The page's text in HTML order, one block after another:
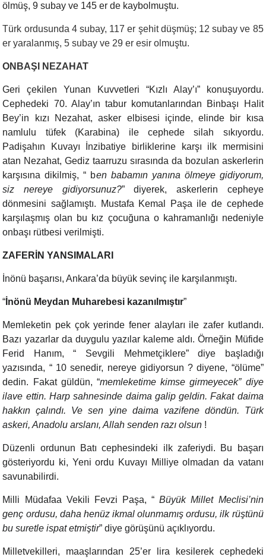
ölmüş, 9 subay ve 145 er de kaybolmuştu.
Türk ordusunda 4 subay, 117 er şehit düşmüş; 12 subay ve 85
er yaralanmış, 5 subay ve 29 er esir olmuştu.
ONBAŞI NEZAHAT
Geri çekilen Yunan Kuvvetleri “Kızlı Alay’ı” konuşuyordu.
Cephedeki 70. Alay’ın tabur komutanlarından Binbaşı Halit
Bey’in kızı Nezahat, asker elbisesi içinde, elinde bir kısa
namlulu tüfek (Karabina) ile cephede silah sıkıyordu.
Padişahın Kuvayı İnzibatiye birliklerine karşı ilk mermisini
atan Nezahat, Gediz taarruzu sırasında da bozulan askerlerin
karşısına dikilmiş, “ ben babamın yanına ölmeye gidiyorum,
siz nereye gidiyorsunuz?” diyerek, askerlerin cepheye
dönmesini sağlamıştı. Mustafa Kemal Paşa ile de cephede
karşılaşmış olan bu kız çocuğuna o kahramanlığı nedeniyle
onbaşı rütbesi verilmişti.
ZAFERİN YANSIMALARI
İnönü başarısı, Ankara’da büyük sevinç ile karşılanmıştı.
“ İnönü Meydan Muharebesi kazanılmıştır”
Memleketin pek çok yerinde fener alayları ile zafer kutlandı.
Bazı yazarlar da duygulu yazılar kaleme aldı. Örneğin Müfide
Ferid Hanım, “ Sevgili Mehmetçiklere” diye başladığı
yazısında, “ 10 senedir, nereye gidiyorsun ? diyene, “ölüme”
dedin. Fakat güldün, “memleketime kimse girmeyecek” diye
ilave ettin. Harp sahnesinde daima galip geldin. Fakat daima
hakkın çalındı. Ve sen yine daima vazifene döndün. Türk
askeri, Anadolu arslanı, Allah senden razı olsun !
Düzenli ordunun Batı cephesindeki ilk zaferiydi. Bu başarı
gösteriyordu ki, Yeni ordu Kuvayı Milliye olmadan da vatanı
savunabilirdi.
Milli Müdafaa Vekili Fevzi Paşa, “Büyük Millet Meclisi’nin
genç ordusu, daha henüz ikmal olunmamış ordusu, ilk rüştünü
bu suretle ispat etmiştir” diye görüşünü açıklıyordu.
Milletvekilleri, maaşlarından 25’er lira kesilerek cephedeki